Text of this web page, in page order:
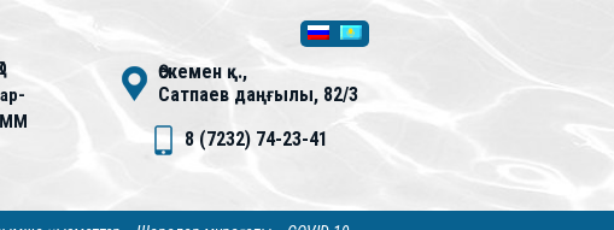
Өскемен қ.,
Сатпаев даңғылы, 82/3
8 (7232) 74-23-41